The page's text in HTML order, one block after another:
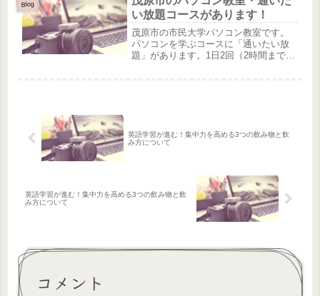
す。エントリー№２プ...
Blog
い放題コースがあります！
茂原市の市民大学パソコン教室です。
パソコンを学ぶコースに「通いたい放
題」があります。1日2回（2時間まで）
英語学習が進む！集中力を高める3つの飲み物と飲
み方について
英語学習が進む！集中力を高める3つの飲み物と飲
み方について
コメント